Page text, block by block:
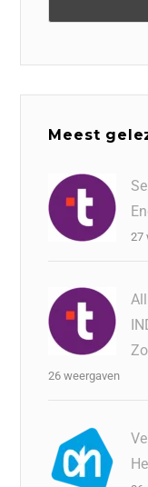
Meest
27
26 weergaven